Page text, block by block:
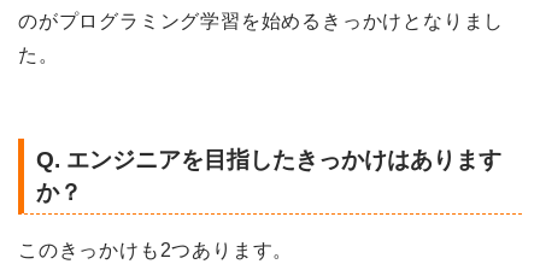
のがプログラミング学習を始めるきっかけとなりまし
た。
Q. エンジニアを目指したきっかけはあります
か？
このきっかけも2つあります。